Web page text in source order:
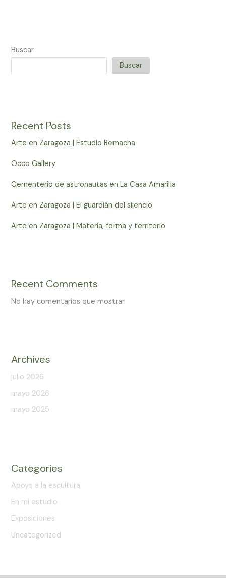
Buscar
Buscar
Recent Posts
Arte en Zaragoza | Estudio Remacha
Occo Gallery
Cementerio de astronautas en La Casa Amarilla
Arte en Zaragoza | El guardián del silencio
Arte en Zaragoza | Materia, forma y territorio
Recent Comments
No hay comentarios que mostrar.
Archives
julio 2026
mayo 2026
mayo 2025
Categories
Apoyo a la escultura
En mi estudio
Exposiciones
Uncategorized